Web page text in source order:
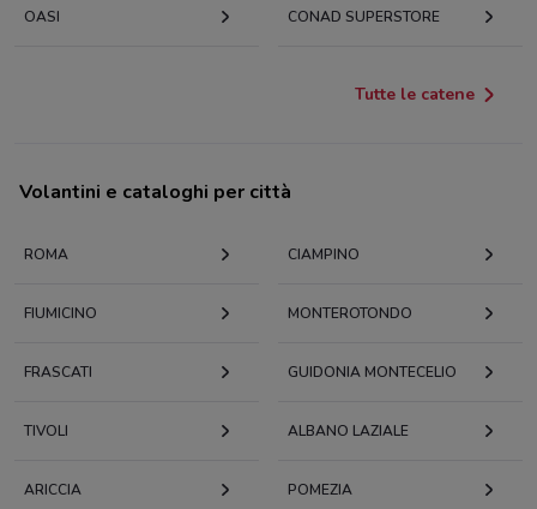
OASI CONAD SUPERSTORE
Tutte le catene
Volantini e cataloghi per città
ROMA CIAMPINO
FIUMICINO MONTEROTONDO
FRASCATI GUIDONIA MONTECELIO
TIVOLI ALBANO LAZIALE
ARICCIA POMEZIA